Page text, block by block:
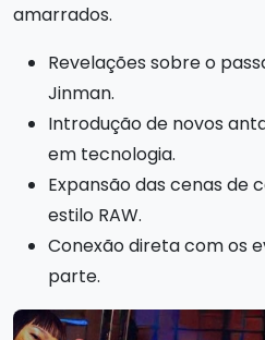
amarrados.
Revelações sobre o
Jinman.
Introdução de novos
em tecnologia.
Expansão das cenas
estilo RAW.
Conexão direta com os
parte.